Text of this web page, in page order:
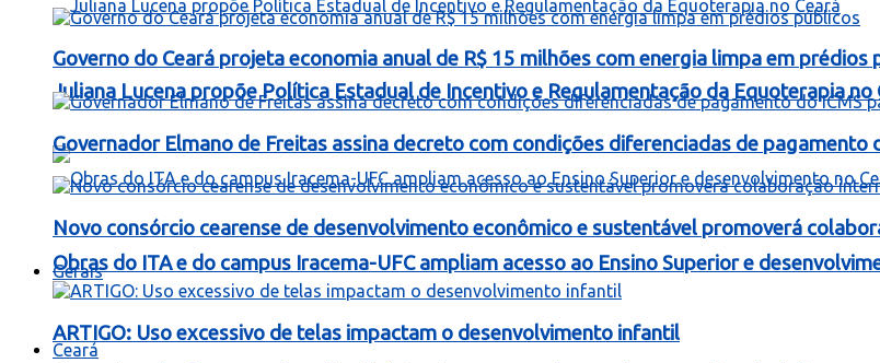
Juliana Lucena propõe Política Estadual de Incentivo e Regulamentação da Equoterapia no
Obras do ITA e do campus Iracema-UFC ampliam acesso ao Ensino Superior e
Ceará
Governo do Ceará projeta economia anual de R$ 15 milhões com energia limpa em prédios
Governador Elmano de Freitas assina decreto com condições diferenciadas de pagamento
Novo consórcio cearense de desenvolvimento econômico e sustentável promoverá
Gerais
ARTIGO: Uso excessivo de telas impactam o desenvolvimento infantil